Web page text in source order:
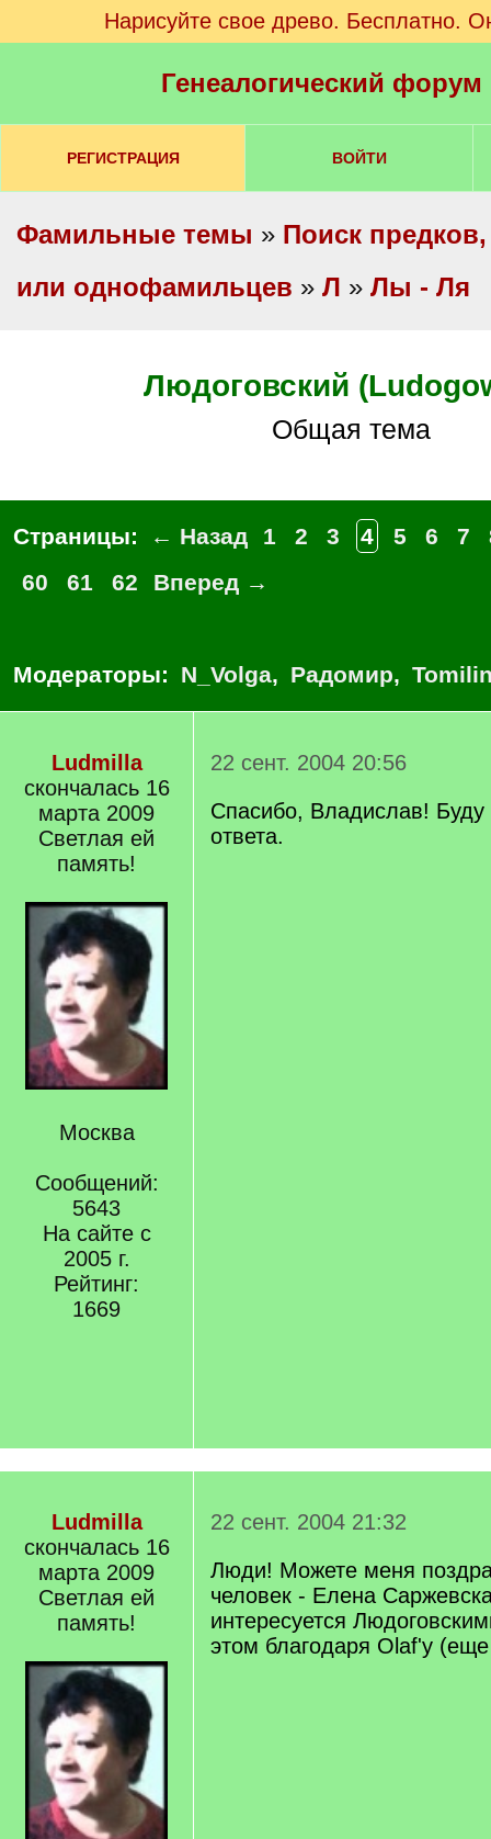
Нарисуйте свое древо. Бесплатно.
Генеалогический
РЕГИСТРАЦИЯ ВОЙТИ
Фамильные темы » Поиск
или однофамильцев » Л » Лы - Ля
Людоговский
Общая тема
Страницы: ← Назад 1 2 3 4 5 6 7
60
61 62 Вперед →
Модераторы: N_Volga, Радомир,
Ludmilla
скончалась 16
марта 2009
Светлая ей
память!
Москва
Сообщений:
5643
На сайте с
2005 г.
Рейтинг:
1669
22 сент. 2004 20:56
Спасибо, Владислав!
ответа.
Ludmilla
скончалась 16
марта 2009
Светлая ей
память!
22 сент. 2004 21:32
Люди! Можете меня
человек - Елена
интересуется
этом благодаря Olaf'у